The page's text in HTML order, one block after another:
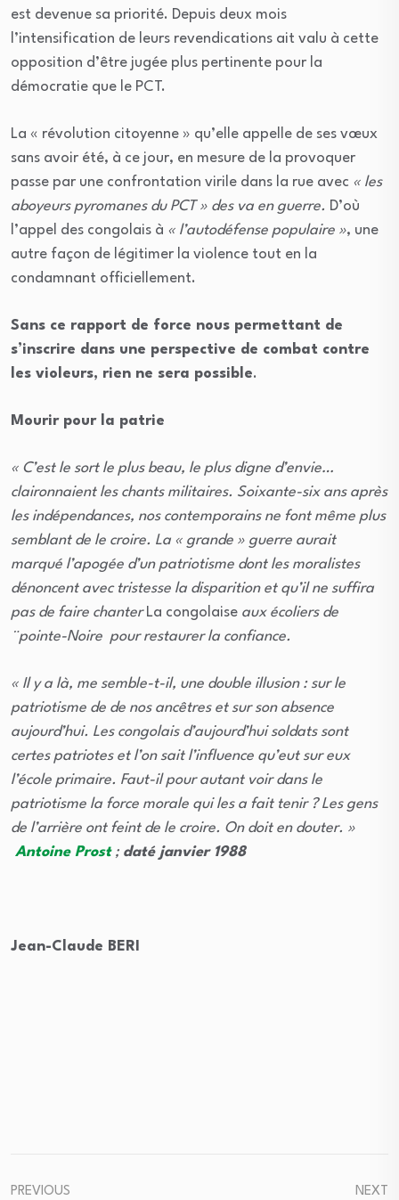
est devenue sa priorité. Depuis deux mois
l’intensification de leurs revendications ait valu à cette
opposition d’être jugée plus pertinente pour la
démocratie que le PCT.
La « révolution citoyenne » qu’elle appelle de ses vœux
sans avoir été, à ce jour, en mesure de la provoquer
passe par une confrontation virile dans la rue avec « les
aboyeurs pyromanes du PCT » des va en guerre. D’où
l’appel des congolais à « l’autodéfense populaire », une
autre façon de légitimer la violence tout en la
condamnant officiellement.
Sans ce rapport de force nous permettant de
s’inscrire dans une perspective de combat contre
les violeurs, rien ne sera possible.
Mourir pour la patrie
« C’est le sort le plus beau, le plus digne d’envie…
claironnaient les chants militaires. Soixante-six ans après
les indépendances, nos contemporains ne font même plus
semblant de le croire. La « grande » guerre aurait
marqué l’apogée d’un patriotisme dont les moralistes
dénoncent avec tristesse la disparition et qu’il ne suffira
pas de faire chanterLa congolaise aux écoliers de
¨pointe-Noire pour restaurer la confiance.
« Il y a là, me semble-t-il, une double illusion : sur le
patriotisme de de nos ancêtres et sur son absence
aujourd’hui. Les congolais d’aujourd’hui soldats sont
certes patriotes et l’on sait l’influence qu’eut sur eux
l’école primaire. Faut-il pour autant voir dans le
patriotisme la force morale qui les a fait tenir ? Les gens
de l’arrière ont feint de le croire. On doit en douter. »
Antoine Prost; daté janvier 1988
Jean-Claude BERI
PREVIOUS
NEXT